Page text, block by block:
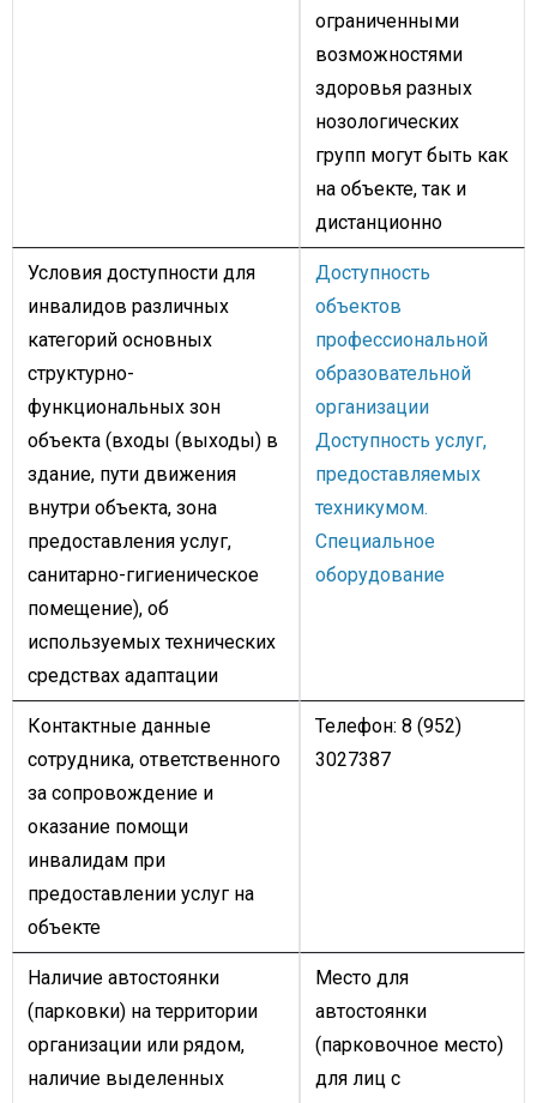
ограниченными
возможностями
здоровья разных
нозологических
групп могут быть как
на объекте, так и
дистанционно
Условия доступности для
инвалидов различных
категорий основных
структурно-
функциональных зон
объекта (входы (выходы) в
здание, пути движения
внутри объекта, зона
предоставления услуг,
санитарно-гигиеническое
помещение), об
используемых технических
средствах адаптации
Доступность
объектов
профессиональной
образовательной
организации
Доступность услуг,
предоставляемых
техникумом.
Специальное
оборудование
Контактные данные
сотрудника, ответственного
за сопровождение и
оказание помощи
инвалидам при
предоставлении услуг на
объекте
Телефон: 8 (952)
3027387
Наличие автостоянки
(парковки) на территории
организации или рядом,
наличие выделенных
Место для
автостоянки
(парковочное место)
для лиц с